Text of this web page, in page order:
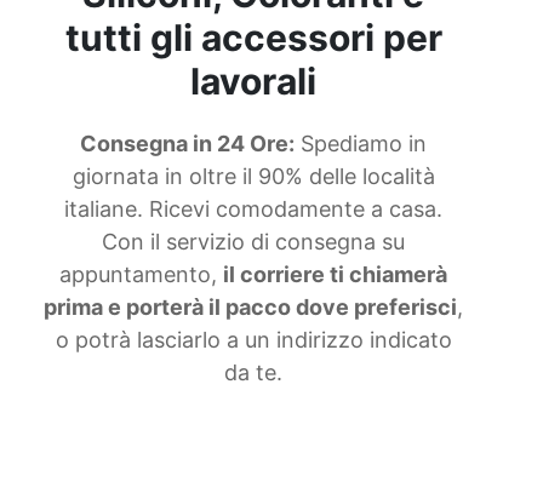
tutti gli accessori per
lavorali
Consegna in 24 Ore: Spediamo in
giornata in oltre il 90% delle località
italiane. Ricevi comodamente a casa.
Con il servizio di consegna su
appuntamento, il corriere ti chiamerà
prima e porterà il pacco dove preferisci,
o potrà lasciarlo a un indirizzo indicato
da te.